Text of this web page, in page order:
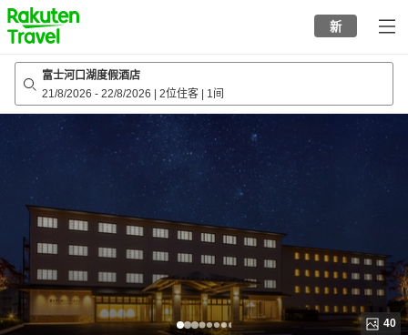
to
top
page
新
富士河口湖度假酒店
21/8/2026 - 22/8/2026 2位住客 1间
40